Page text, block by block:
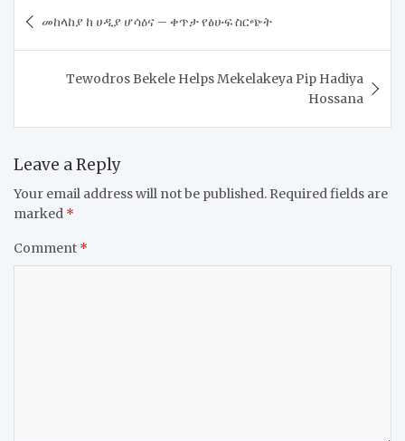
navigation
መከላከያ ከ ሀዲያ ሆሳዕና – ቀጥታ የፅሁፍ ስርጭት
Tewodros Bekele Helps Mekelakeya Pip Hadiya
Hossana
Leave a Reply
Your email address will not be published. Required fields are
marked *
Comment *